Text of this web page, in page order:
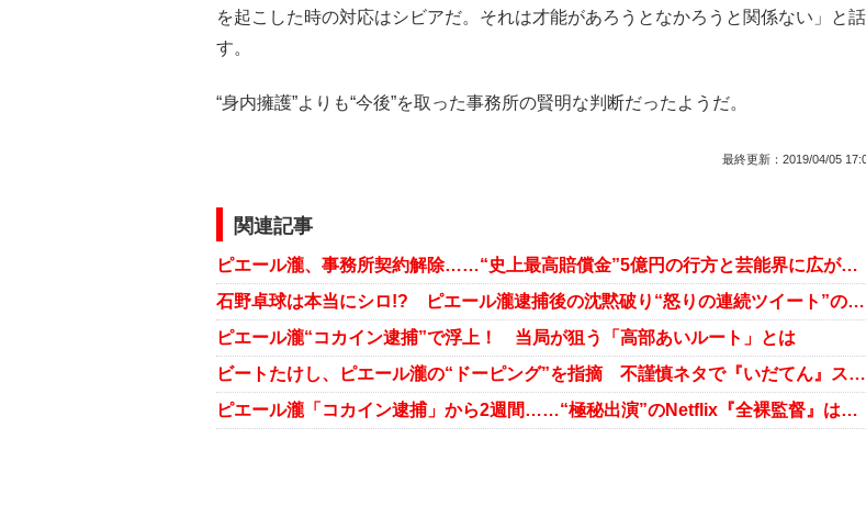
を起こした時の対応はシビアだ。それは才能があろうとなかろうと関係ない」と話
す。
“身内擁護”よりも“今後”を取った事務所の賢明な判断だったようだ。
最終更新： 2019/04/05
関連記事
ピエール瀧、事務所契約解除……“史上最高賠償金”5億円の行方と芸能界に広がる「教訓」
石野卓球は本当にシロ!? ピエール瀧逮捕後の沈黙破り“怒りの連続ツイート”のワケ！
ピエール瀧“コカイン逮捕”で浮上！ 当局が狙う「高部あいルート」とは
ビートたけし、ピエール瀧の“ドーピング”を指摘 不謹慎ネタで『いだてん』スタッフからは顰蹙
ピエール瀧「コカイン逮捕」から2週間……“極秘出演”のNetflix『全裸監督』はどうなる？